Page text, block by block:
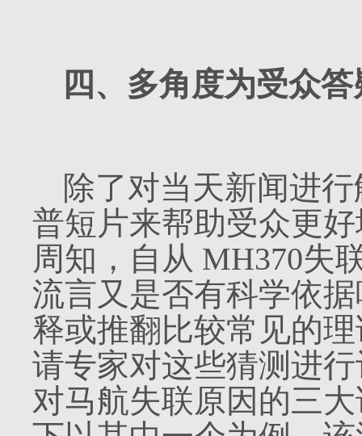
四、多角度为受众
除了对当天新闻进
普短片来帮助受众更
周知，自从 MH370失
流言又是否有科学依
释或推翻比较常见的
请专家对这些猜测进
对马航失联原因的三